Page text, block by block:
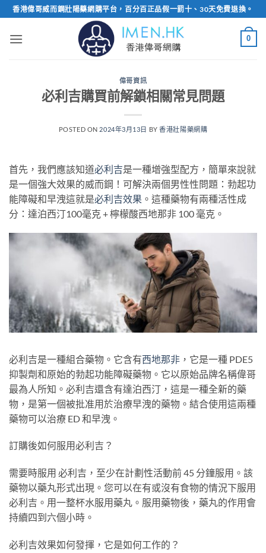
Skip
to
content
香港偉哥威而鋼壯陽藥網購平台，百分百正品假一罰十、30天免費退換。
0
偉哥資訊
必利吉購買前解鎖相關常見問題
POSTED ON 2024年3月13日 BY香港壯陽藥網購
首先，我們應該知道必利吉是一種增強型配方，簡單來說就
是一個強大效果的威而鋼！可解決兩個男性性問題：勃起功
能障礙和早洩這就是必利吉效果 。這種藥物有兩種活性成
分：達泊西汀100毫克 + 檸檬酸西地那非 100 毫克。
必利吉是一種組合藥物。它含有西地那非 ，它是一種 PDE5
抑製劑和原始的勃起功能障礙藥物。它以原始品牌名稱偉哥
最為人所知。必利吉還含有達泊西汀，這是一種全新的藥
物，是第一個被批准用於治療早洩的藥物。結合使用這兩種
藥物可以治療 ED 和早洩。
訂購後如何服用必利吉？
需要時服用 必利吉，至少在計劃性活動前 45 分鐘服用。該
藥物以藥丸形式出現。您可以在有或沒有食物的情況下服用
必利吉。用一整杯水服用藥丸。服用藥物後，藥丸的作用會
持續四到六個小時。
必利吉效果如何發揮，它是如何工作的？